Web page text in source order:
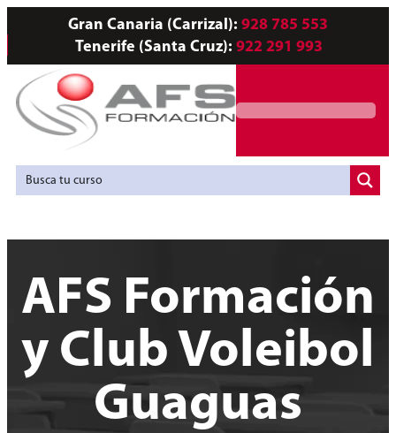
Gran Canaria (Carrizal): 928 785 553
Tenerife (Santa Cruz): 922 291 993
AFS Formación
y Club Voleibol
Guaguas